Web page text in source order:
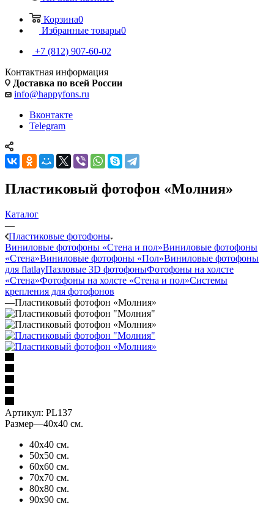
Корзина0
Избранные товары0
+7 (812) 907-60-02
Контактная информация
Доставка по всей России
info@happyfons.ru
Вконтакте
Telegram
Пластиковый фотофон «Молния»
Каталог
—
Пластиковые фотофоны
Виниловые фотофоны «Стена и пол»Виниловые фотофоны
«Стена»Виниловые фотофоны «Пол»Виниловые фотофоны
для flatlayПазловые 3D фотофоныФотофоны на холсте
«Стена»Фотофоны на холсте «Стена и пол»Системы
крепления для фотофонов
—Пластиковый фотофон «Молния»
Артикул: PL137
Размер—40х40 см.
40х40 см.
50х50 см.
60х60 см.
70х70 см.
80х80 см.
90х90 см.